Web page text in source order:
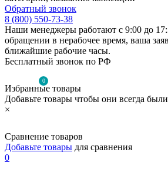
Обратный звонок
8 (800) 550-73-38
Наши менеджеры работают с 9:00 до
обращении в нерабочее время, ваша
ближайшие рабочие часы.
Бесплатный звонок по РФ
0
Избранные товары
Добавьте товары чтобы они всегда
×
Сравнение товаров
Добавьте товары для сравнения
0